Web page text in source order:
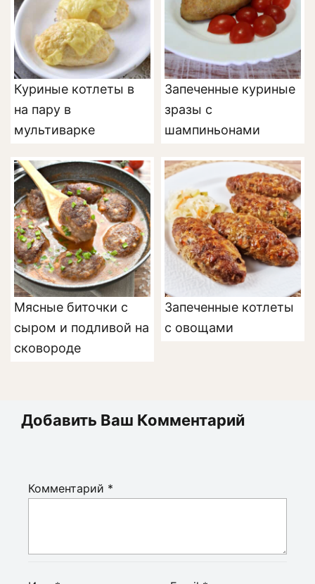
Куриные котлеты в
на пару в
мультиварке
Запеченные куриные
зразы с
шампиньонами
Мясные биточки с
сыром и подливой на
сковороде
Запеченные котлеты
с овощами
Добавить Ваш Комментарий
Комментарий *